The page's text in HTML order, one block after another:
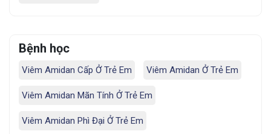
Bệnh học
Viêm Amidan Cấp Ở Trẻ Em Viêm Amidan Ở Trẻ Em
Viêm Amidan Mãn Tính Ở Trẻ Em
Viêm Amidan Phì Đại Ở Trẻ Em